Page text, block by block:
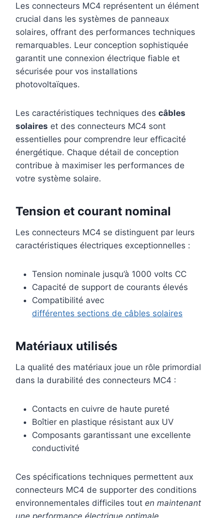
Les connecteurs MC4 représentent un élément
crucial dans les systèmes de panneaux
solaires, offrant des performances techniques
remarquables. Leur conception sophistiquée
garantit une connexion électrique fiable et
sécurisée pour vos installations
photovoltaïques.
Les caractéristiques techniques des câbles
solaires et des connecteurs MC4 sont
essentielles pour comprendre leur efficacité
énergétique. Chaque détail de conception
contribue à maximiser les performances de
votre système solaire.
Tension et courant nominal
Les connecteurs MC4 se distinguent par leurs
caractéristiques électriques exceptionnelles :
Tension nominale jusqu’à 1000 volts CC
Capacité de support de courants élevés
Compatibilité avec
différentes sections de câbles solaires
Matériaux utilisés
La qualité des matériaux joue un rôle primordial
dans la durabilité des connecteurs MC4 :
Contacts en cuivre de haute pureté
Boîtier en plastique résistant aux UV
Composants garantissant une excellente
conductivité
Ces spécifications techniques permettent aux
connecteurs MC4 de supporter des conditions
environnementales difficiles tout en maintenant
une performance électrique optimale